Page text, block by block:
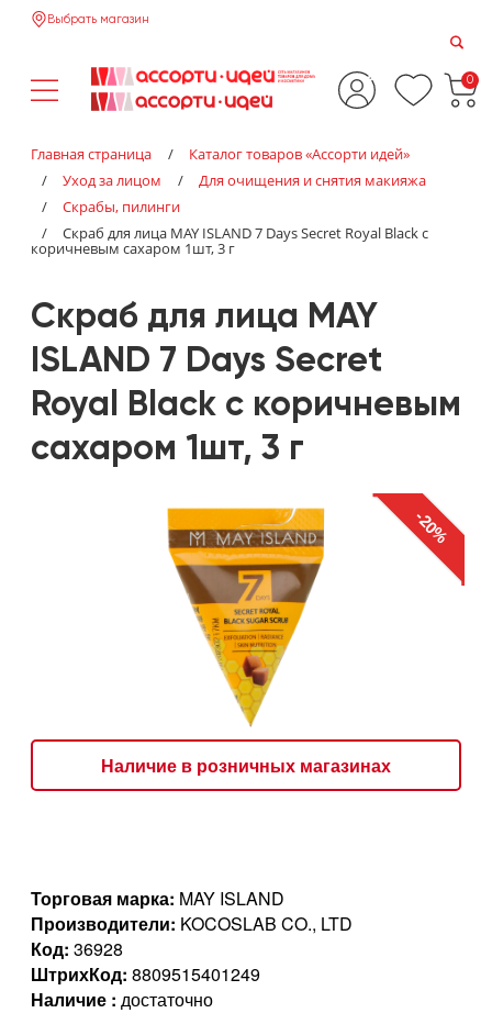
Выбрать магазин
0
Главная страница /
Каталог товаров «‎Ассорти идей»‎
/
Уход за лицом /
Для очищения и снятия макияжа
/
Скрабы, пилинги
/
Скраб для лица MAY ISLAND 7 Days Secret Royal Вlack с
коричневым сахаром 1шт, 3 г
Скраб для лица MAY
ISLAND 7 Days Secret
Royal Вlack с коричневым
сахаром 1шт, 3 г
-20%
Наличие в розничных магазинах
Торговая марка: MAY ISLAND
Производители: KOCOSLAB CO., LTD
Код: 36928
ШтрихКод: 8809515401249
Наличие : достаточно